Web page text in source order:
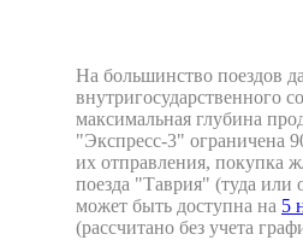
На большинство поездов
внутригосударственного
максимальная глубина
"Экспресс-3" ограничена
их отправления, покупка
поезда "Таврия" (туда или
может быть доступна на 5
(рассчитано без учета